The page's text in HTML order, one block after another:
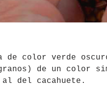
de color verde
de un color
al del cacahuete.